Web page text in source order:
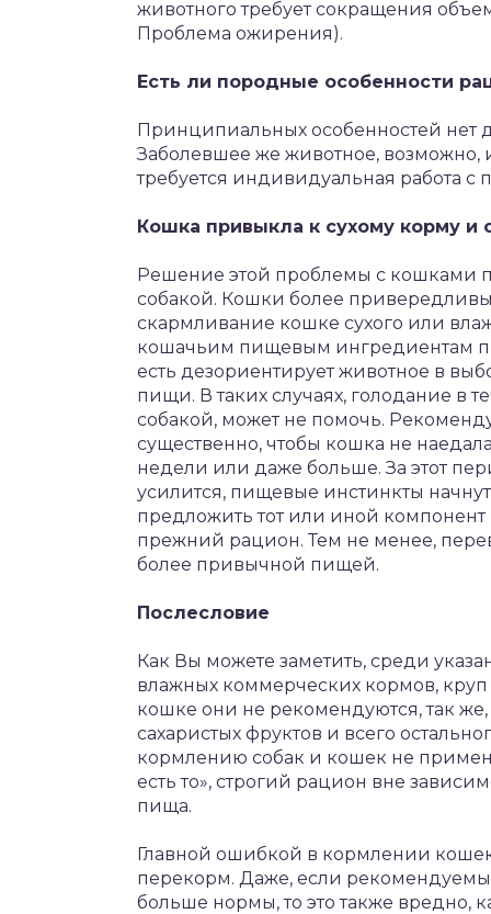
животного требует сокращения
Проблема ожирения).
Есть ли породные особенности
Принципиальных особенностей
Заболевшее же животное, возможно,
требуется индивидуальная работа с
Кошка привыкла к сухому корму и
Решение этой проблемы с кошками
собакой. Кошки более
скармливание кошке сухого или
кошачьим пищевым ингредиентам
есть дезориентирует животное в
пищи. В таких случаях, голодание в
собакой, может не помочь.
существенно, чтобы кошка не
недели или даже больше. За этот
усилится, пищевые инстинкты
предложить тот или иной
прежний рацион. Тем не менее,
более привычной пищей.
Послесловие
Как Вы можете заметить, среди
влажных коммерческих кормов,
кошке они не рекомендуются, так
сахаристых фруктов и всего
кормлению собак и кошек не
есть то», строгий рацион вне
пища.
Главной ошибкой в кормлении
перекорм. Даже, если
больше нормы, то это также вредно,